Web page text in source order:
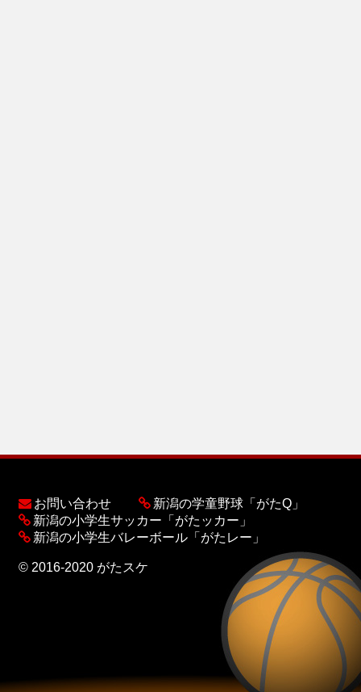
お問い合わせ
新潟の学童野球「がたQ」
新潟の小学生サッカー「がたッカー」
新潟の小学生バレーボール「がたレー」
© 2016-2020 がたスケ